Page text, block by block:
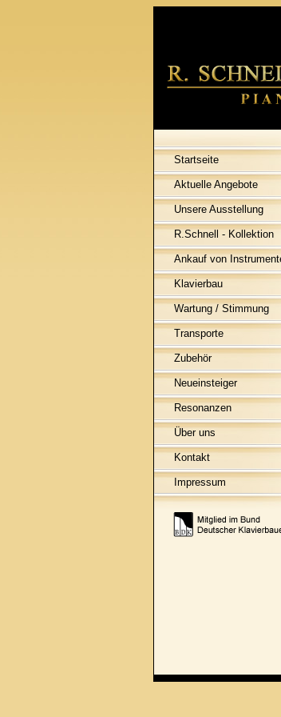
Startseite
Aktuelle Angebote
Unsere Ausstellung
R.Schnell - Kollektion
Ankauf von
Klavierbau
Wartung / Stimmung
Transporte
Zubehör
Neueinsteiger
Resonanzen
Über uns
Kontakt
Impressum